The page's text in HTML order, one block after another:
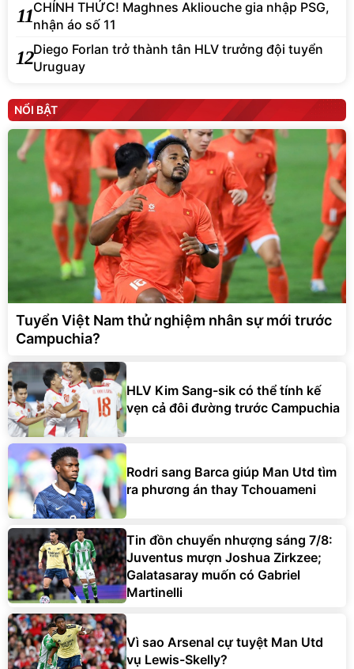
11CHÍNH THỨC! Maghnes Akliouche gia nhập PSG,
nhận áo số 11
12Diego Forlan trở thành tân HLV trưởng đội tuyển
Uruguay
NỔI BẬT
Tuyển Việt Nam thử nghiệm nhân sự mới trước
Campuchia?
HLV Kim Sang-sik có thể tính kế
vẹn cả đôi đường trước Campuchia
Rodri sang Barca giúp Man Utd tìm
ra phương án thay Tchouameni
Tin đồn chuyển nhượng sáng 7/8:
Juventus mượn Joshua Zirkzee;
Galatasaray muốn có Gabriel
Martinelli
Vì sao Arsenal cự tuyệt Man Utd
vụ Lewis-Skelly?